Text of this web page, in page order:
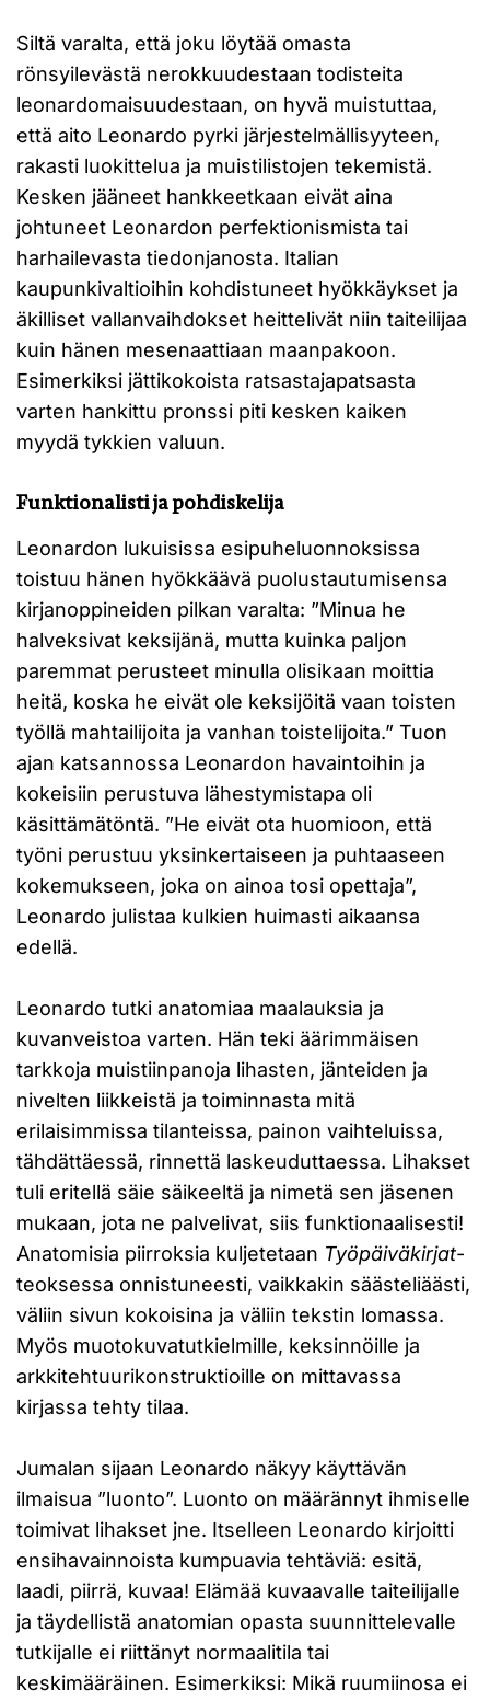
Siltä varalta, että joku löytää omasta
rönsyilevästä nerokkuudestaan todisteita
leonardomaisuudestaan, on hyvä muistuttaa,
että aito Leonardo pyrki järjestelmällisyyteen,
rakasti luokittelua ja muistilistojen tekemistä.
Kesken jääneet hankkeetkaan eivät aina
johtuneet Leonardon perfektionismista tai
harhailevasta tiedonjanosta. Italian
kaupunkivaltioihin kohdistuneet hyökkäykset ja
äkilliset vallanvaihdokset heittelivät niin taiteilijaa
kuin hänen mesenaattiaan maanpakoon.
Esimerkiksi jättikokoista ratsastajapatsasta
varten hankittu pronssi piti kesken kaiken
myydä tykkien valuun.
Funktionalisti ja pohdiskelija
Leonardon lukuisissa esipuheluonnoksissa
toistuu hänen hyökkäävä puolustautumisensa
kirjanoppineiden pilkan varalta: ”Minua he
halveksivat keksijänä, mutta kuinka paljon
paremmat perusteet minulla olisikaan moittia
heitä, koska he eivät ole keksijöitä vaan toisten
työllä mahtailijoita ja vanhan toistelijoita.” Tuon
ajan katsannossa Leonardon havaintoihin ja
kokeisiin perustuva lähestymistapa oli
käsittämätöntä. ”He eivät ota huomioon, että
työni perustuu yksinkertaiseen ja puhtaaseen
kokemukseen, joka on ainoa tosi opettaja”,
Leonardo julistaa kulkien huimasti aikaansa
edellä.
Leonardo tutki anatomiaa maalauksia ja
kuvanveistoa varten. Hän teki äärimmäisen
tarkkoja muistiinpanoja lihasten, jänteiden ja
nivelten liikkeistä ja toiminnasta mitä
erilaisimmissa tilanteissa, painon vaihteluissa,
tähdättäessä, rinnettä laskeuduttaessa. Lihakset
tuli eritellä säie säikeeltä ja nimetä sen jäsenen
mukaan, jota ne palvelivat, siis funktionaalisesti!
Anatomisia piirroksia kuljetetaan Työpäiväkirjat-
teoksessa onnistuneesti, vaikkakin säästeliäästi,
väliin sivun kokoisina ja väliin tekstin lomassa.
Myös muotokuvatutkielmille, keksinnöille ja
arkkitehtuurikonstruktioille on mittavassa
kirjassa tehty tilaa.
Jumalan sijaan Leonardo näkyy käyttävän
ilmaisua ”luonto”. Luonto on määrännyt ihmiselle
toimivat lihakset jne. Itselleen Leonardo kirjoitti
ensihavainnoista kumpuavia tehtäviä: esitä,
laadi, piirrä, kuvaa! Elämää kuvaavalle taiteilijalle
ja täydellistä anatomian opasta suunnittelevalle
tutkijalle ei riittänyt normaalitila tai
keskimääräinen. Esimerkiksi: Mikä ruumiinosa ei